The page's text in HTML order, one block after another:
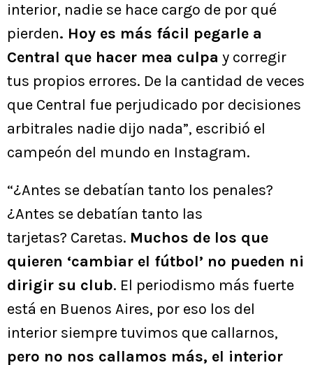
interior, nadie se hace cargo de por qué
pierden. Hoy es más fácil pegarle a
Central que hacer mea culpa y corregir
tus propios errores. De la cantidad de veces
que Central fue perjudicado por decisiones
arbitrales nadie dijo nada”, escribió el
campeón del mundo en Instagram.
“¿Antes se debatían tanto los penales?
¿Antes se debatían tanto las
tarjetas? Caretas. Muchos de los que
quieren ‘cambiar el fútbol’ no pueden ni
dirigir su club. El periodismo más fuerte
está en Buenos Aires, por eso los del
interior siempre tuvimos que callarnos,
pero no nos callamos más, el interior